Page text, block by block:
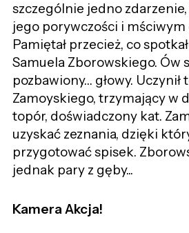
szczególnie jedno zdarzenie,
jego porywczości i
Pamiętał przecież, co
Samuela Zborowskiego. Ów
pozbawiony… głowy. Uczynił
Zamoyskiego, trzymający w
topór, doświadczony kat.
uzyskać zeznania, dzięki
przygotować spisek.
jednak pary z gęby...
Kamera Akcja!